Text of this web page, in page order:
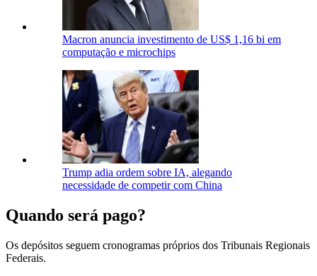
Macron anuncia investimento de US$ 1,16 bi em
computação e microchips
Trump adia ordem sobre IA, alegando
necessidade de competir com China
Quando será pago?
Os depósitos seguem cronogramas próprios dos Tribunais Regionais
Federais.